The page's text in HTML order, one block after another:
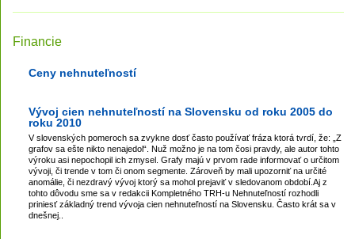
Financie
Ceny nehnuteľností
Vývoj cien nehnuteľností na Slovensku od roku 2005 do
roku 2010
V slovenských pomeroch sa zvykne dosť často používať fráza ktorá tvrdí, že: „Z
grafov sa ešte nikto nenajedol“. Nuž možno je na tom čosi pravdy, ale autor tohto
výroku asi nepochopil ich zmysel. Grafy majú v prvom rade informovať o určitom
vývoji, či trende v tom či onom segmente. Zároveň by mali upozorniť na určité
anomálie, či nezdravý vývoj ktorý sa mohol prejaviť v sledovanom období.Aj z
tohto dôvodu sme sa v redakcii Kompletného TRH-u Nehnuteľností rozhodli
priniesť základný trend vývoja cien nehnuteľností na Slovensku. Často krát sa v
dnešnej..